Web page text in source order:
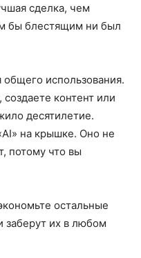
сделка, чем
бы блестящим ни был
использования.
контент или
десятилетие.
на крышке. Оно не
потому что вы
остальные
заберут их в любом